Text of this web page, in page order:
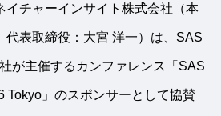
イチャーインサイト株式会社（本
代表取締役：大宮 洋一）は、SAS
が主催するカンファレンス「SAS
Tokyo」のスポンサーとして協賛